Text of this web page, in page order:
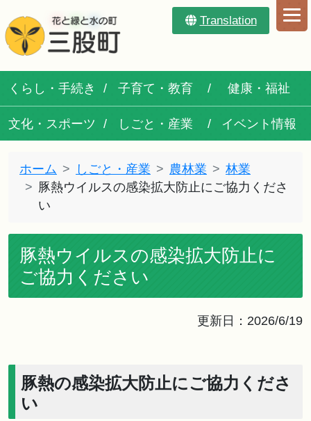
Translation
くらし・手続き 子育て・教育 健康・福祉
文化・スポーツ しごと・産業 イベント情報
ホーム しごと・産業 農林業
林業
豚熱ウイルスの感染拡大防止にご協力くださ
い
豚熱ウイルスの感染拡大防止に
ご協力ください
更新日：2026/6/19
豚熱の感染拡大防止にご協力くださ
い